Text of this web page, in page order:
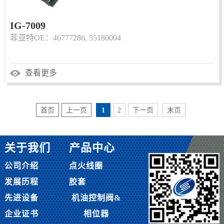
IG-7009
菲亚特OE：46777286, 55180004
查看更多
首页 上一页 1 2 下一页 末页
关于我们
公司介绍
发展历程
先进设备
企业证书
产品中心
点火线圈
胶套
机油控制阀&
相位器